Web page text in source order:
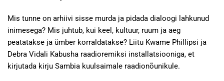
Mis tunne on arhiivi sisse murda ja pidada dialoogi lahkunud
inimesega? Mis juhtub, kui keel, kultuur, ruum ja aeg
peatatakse ja ümber korraldatakse? Liitu Kwame Phillipsi ja
Debra Vidali Kabusha raadioremiksi installatsiooniga, et
kirjutada kirju Sambia kuulsaimale raadionõunikule.